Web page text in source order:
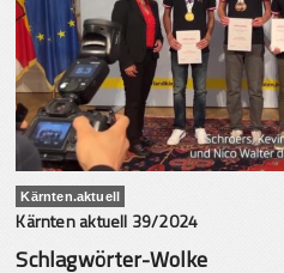
Kärnten.aktuell
Kärnten aktuell 39/2024
Schlagwörter-Wolke